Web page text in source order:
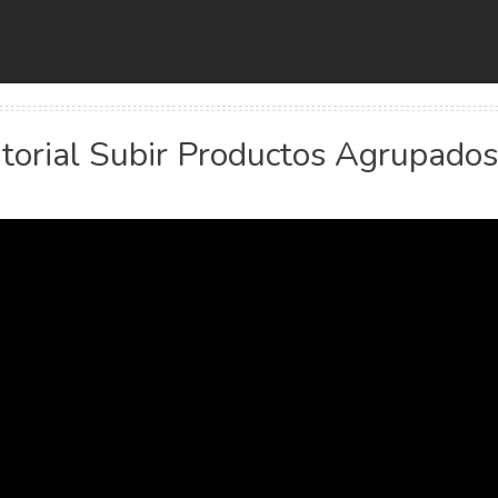
Subir Productos Agrupados